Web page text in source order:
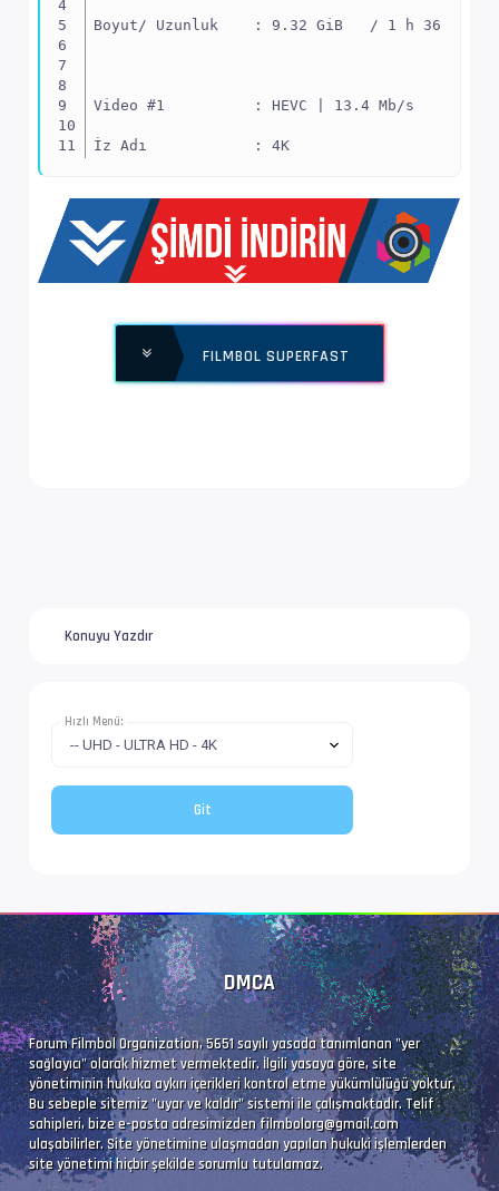
Boyut/ Uzunluk    : 9.32 GiB   / 1 h 36 min
Video #1          : HEVC | 13.4 Mb/s
İz Adı            : 4K
Yapı              : V_MPEGH/ISO/HEVC ->
Ses Profili       : Dolby Digital Plus
İz Adı            : Orijinal |
Dil               : tr
FILMBOL SUPERFAST
Konuyu Yazdır
Hızlı Menü:
DMCA
Forum Filmbol Organization, 5651 sayılı yasada tanımlanan "yer
sağlayıcı" olarak hizmet vermektedir. İlgili yasaya göre, site
yönetiminin hukuka aykırı içerikleri kontrol etme yükümlülüğü yoktur.
Bu sebeple sitemiz "uyar ve kaldır" sistemi ile çalışmaktadır. Telif
sahipleri, bize e-posta adresimizdenfilmbolorg@gmail.com
ulaşabilirler. Site yönetimine ulaşmadan yapılan hukuki işlemlerden
site yönetimi hiçbir şekilde sorumlu tutulamaz.